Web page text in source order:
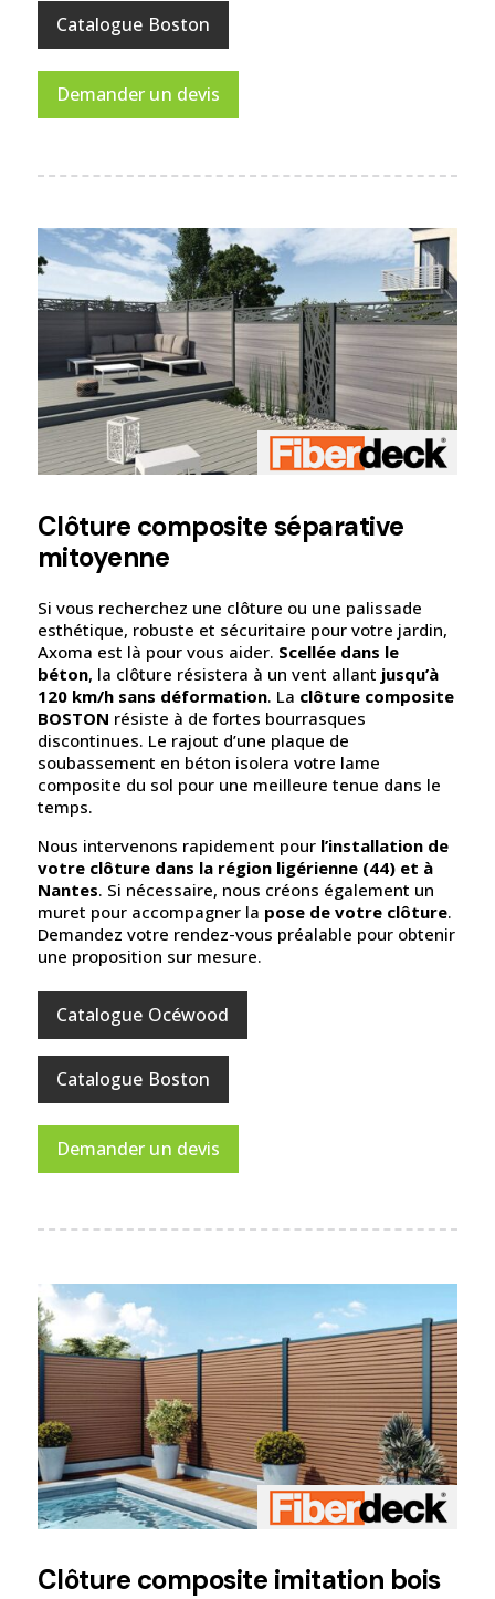
Catalogue Boston
Demander un devis
Clôture composite séparative
mitoyenne
Si vous recherchez une clôture ou une palissade
esthétique, robuste et sécuritaire pour votre jardin,
Axoma est là pour vous aider. Scellée dans le
béton, la clôture résistera à un vent allant jusqu’à
120 km/h sans déformation. La clôture composite
BOSTON résiste à de fortes bourrasques
discontinues. Le rajout d’une plaque de
soubassement en béton isolera votre lame
composite du sol pour une meilleure tenue dans le
temps.
Nous intervenons rapidement pour l’installation de
votre clôture dans la région ligérienne (44) et à
Nantes. Si nécessaire, nous créons également un
muret pour accompagner la pose de votre clôture.
Demandez votre rendez-vous préalable pour obtenir
une proposition sur mesure.
Catalogue Océwood
Catalogue Boston
Demander un devis
Clôture composite imitation bois